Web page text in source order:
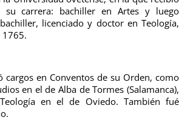
carrera: bachiller en Artes y luego
licenciado y doctor en Teología,
cargos en Conventos de su Orden, como
en el de Alba de Tormes (Salamanca),
en el de Oviedo. También fué